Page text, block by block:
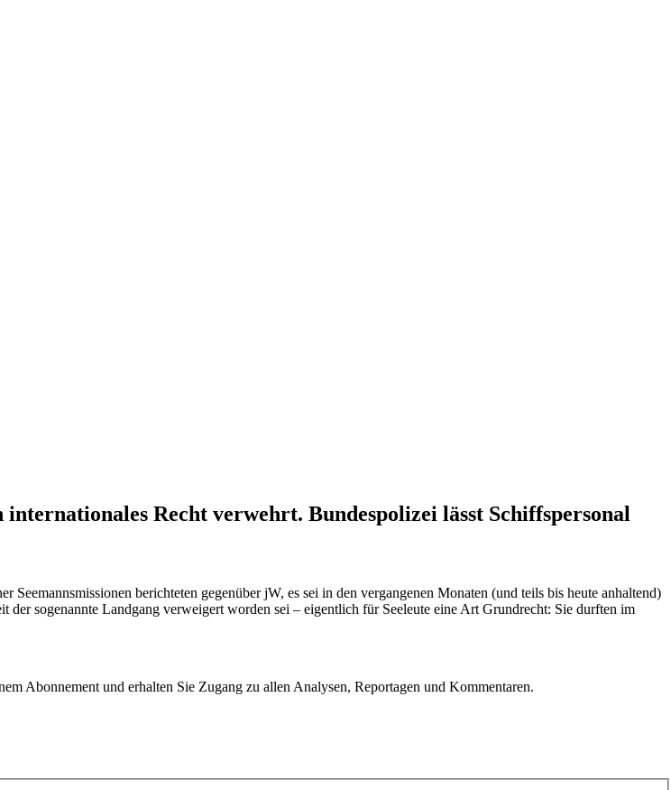
Recht verwehrt. Bundespolizei lässt Schiffspersonal
berichteten gegenüber jW, es sei in den vergangenen Monaten (und teils bis heute anhaltend)
der sogenannte Landgang verweigert worden sei – eigentlich für Seeleute eine Art Grundrecht: Sie durften im
Abonnement und erhalten Sie Zugang zu allen Analysen, Reportagen und Kommentaren.